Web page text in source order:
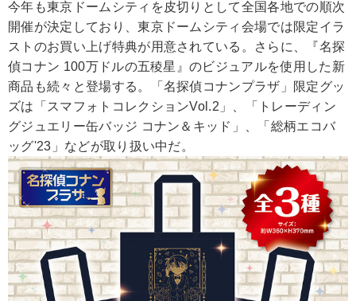
今年も東京ドームシティを皮切りとして全国各地での順次
開催が決定しており、東京ドームシティ会場では限定イラ
ストのお買い上げ特典が用意されている。さらに、『名探
偵コナン 100万ドルの五稜星』のビジュアルを使用した新
商品も続々と登場する。「名探偵コナンプラザ」限定グッ
ズは「スマフォトコレクションVol.2」、「トレーディン
グジュエリー缶バッジ コナン＆キッド」、「総柄エコバ
ッグ'23」などが取り扱い中だ。